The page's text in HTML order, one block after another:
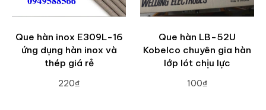
Que hàn inox E309L-16
ứng dụng hàn inox và
thép giá rẻ
220₫
Que hàn LB-52U
Kobelco chuyên gia hàn
lớp lót chịu lực
100₫